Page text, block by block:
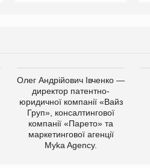
Олег Андрійович Івченко —
директор патентно-
юридичної компанії «Вайз
Груп», консалтингової
компанії «Парето» та
маркетингової агенції
Myka Agency.